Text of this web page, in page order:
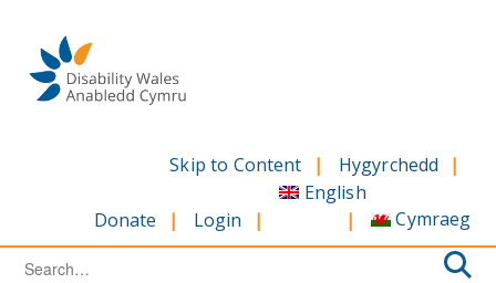
content
Skip to Content Hygyrchedd
Donate Login
English
Cymraeg
Search